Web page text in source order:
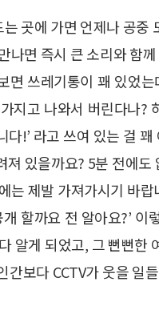
곳에 가면 언제나 공
나면 즉시 큰 소리와 함
면 쓰레기통이 꽤 있었
지고 나와서 버린다나?
!’ 라고 쓰여 있는 걸
져 있을까요? 5분 전에
는 제발 가져가시기 바
할까요 전 알아요?’
알게 되었고, 그 뻔뻔한
간보다 CCTV가 웃을